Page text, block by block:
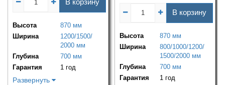
Высота
870 мм
Ширина
1200/1500/
2000 мм
Глубина
700 мм
Гарантия
1 год
Развернуть
В корзину
Высота
870 мм
Ширина
800/1000/1200/
1500/2000 мм
Глубина
700 мм
Гарантия
1 год